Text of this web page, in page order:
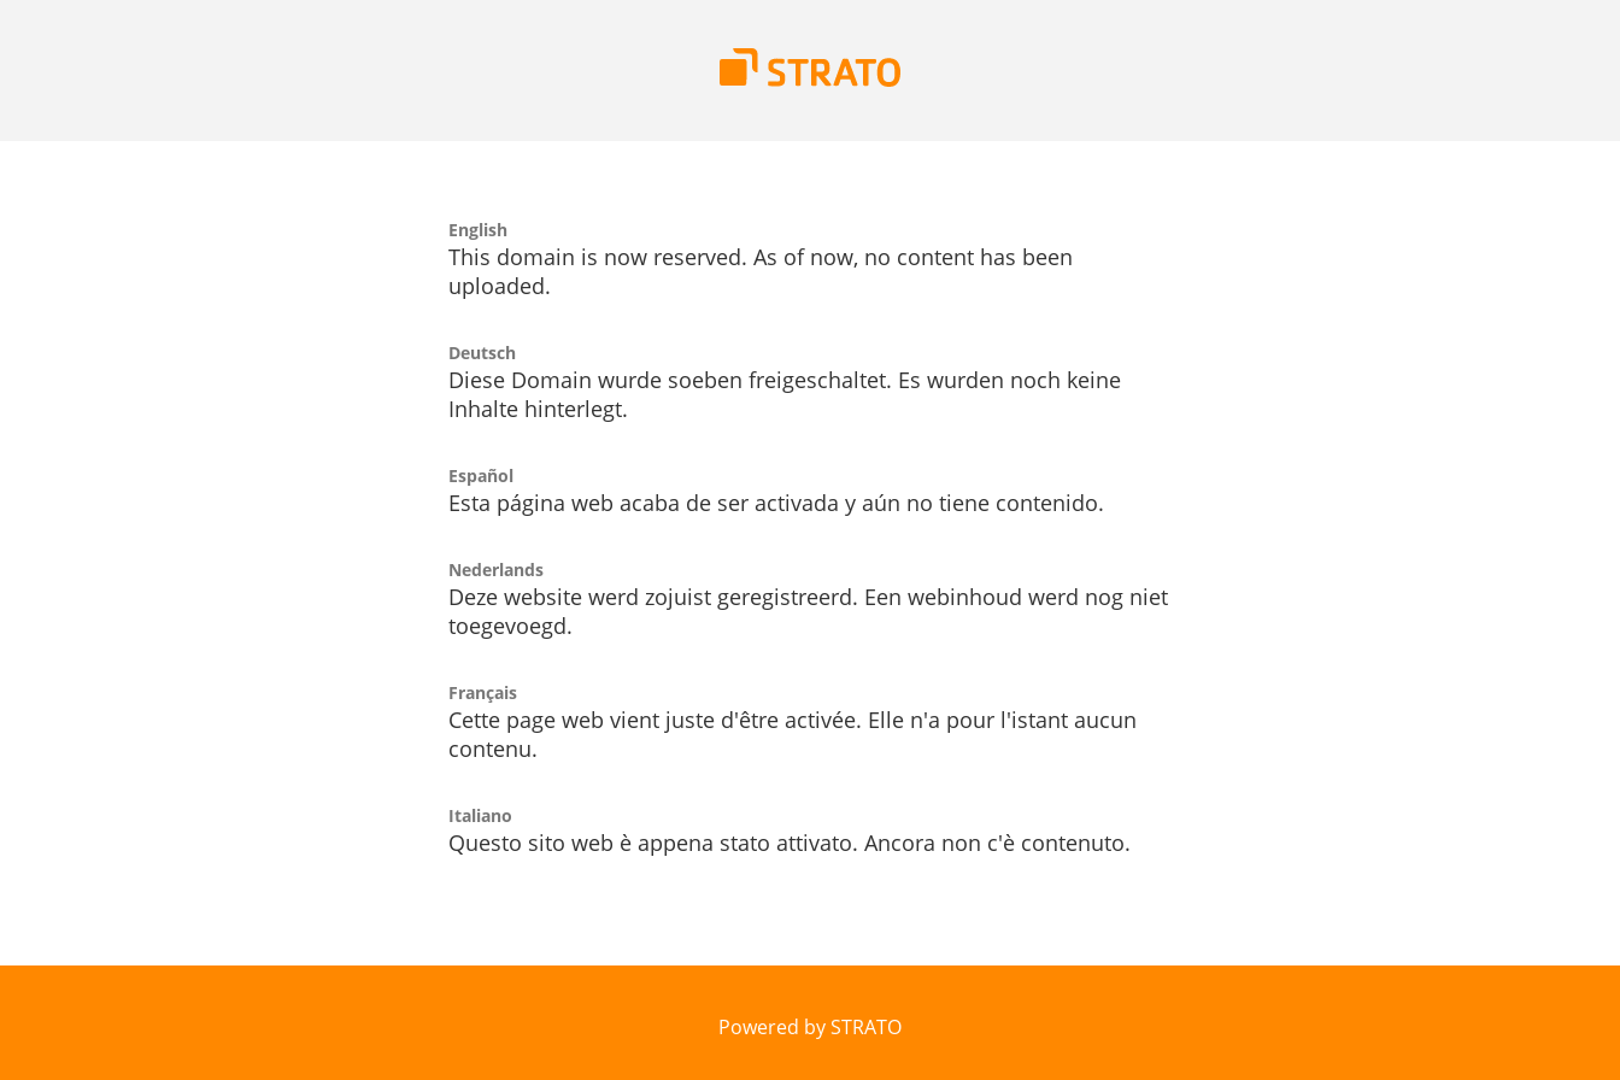
English
This domain is now reserved. As of now, no content has been
uploaded.
Deutsch
Diese Domain wurde soeben freigeschaltet. Es wurden noch keine
Inhalte hinterlegt.
Español
Esta página web acaba de ser activada y aún no tiene contenido.
Nederlands
Deze website werd zojuist geregistreerd. Een webinhoud werd nog niet
toegevoegd.
Français
Cette page web vient juste d'être activée. Elle n'a pour l'istant aucun
contenu.
Italiano
Questo sito web è appena stato attivato. Ancora non c'è contenuto.
Powered by STRATO